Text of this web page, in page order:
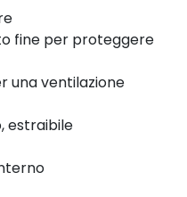
fine per proteggere
una ventilazione
estraibile